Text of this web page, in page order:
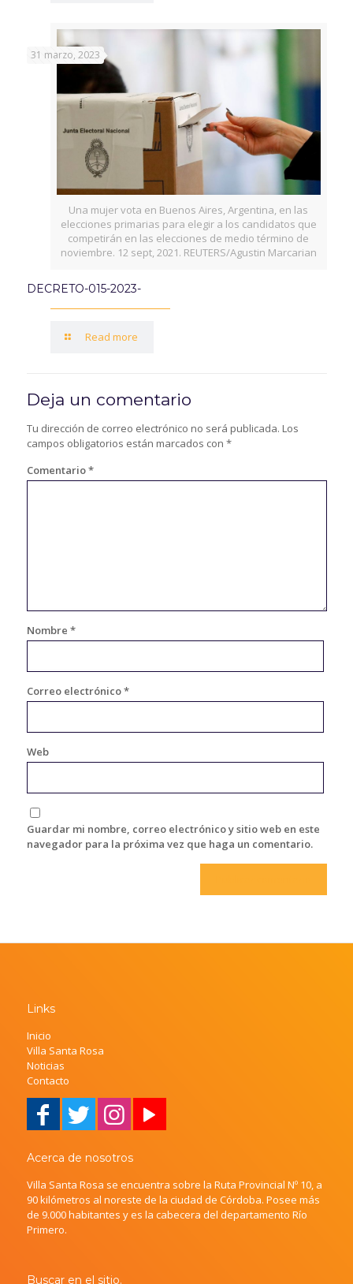
Una mujer vota en Buenos Aires, Argentina, en las
elecciones primarias para elegir a los candidatos que
competirán en las elecciones de medio término de
noviembre. 12 sept, 2021. REUTERS/Agustin Marcarian
31 marzo, 2023
DECRETO-015-2023-
Read more
Deja un comentario
Tu dirección de correo electrónico no será publicada. Los
campos obligatorios están marcados con *
Comentario*
Nombre *
Correo electrónico*
Web
Guardar mi nombre, correo electrónico y sitio web en este
navegador para la próxima vez que haga un comentario.
Links
Inicio
Villa Santa Rosa
Noticias
Contacto
Acerca de nosotros
Villa Santa Rosa se encuentra sobre la Ruta Provincial Nº 10, a
90 kilómetros al noreste de la ciudad de Córdoba. Posee más
de 9.000 habitantes y es la cabecera del departamento Río
Primero.
Buscar en el sitio.